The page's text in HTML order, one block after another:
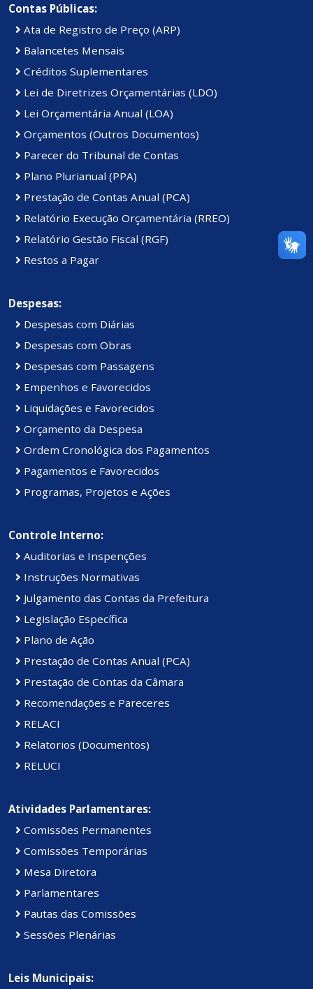
Contas Públicas:
Ata de Registro de Preço (ARP)
Balancetes Mensais
Créditos Suplementares
Lei de Diretrizes Orçamentárias (LDO)
Lei Orçamentária Anual (LOA)
Orçamentos (Outros Documentos)
Parecer do Tribunal de Contas
Plano Plurianual (PPA)
Prestação de Contas Anual (PCA)
Relatório Execução Orçamentária (RREO)
Relatório Gestão Fiscal (RGF)
Restos a Pagar
Despesas:
Despesas com Diárias
Despesas com Obras
Despesas com Passagens
Empenhos e Favorecidos
Liquidações e Favorecidos
Orçamento da Despesa
Ordem Cronológica dos Pagamentos
Pagamentos e Favorecidos
Programas, Projetos e Ações
Controle Interno:
Auditorias e Inspenções
Instruções Normativas
Julgamento das Contas da Prefeitura
Legislação Específica
Plano de Ação
Prestação de Contas Anual (PCA)
Prestação de Contas da Câmara
Recomendações e Pareceres
RELACI
Relatorios (Documentos)
RELUCI
Atividades Parlamentares:
Comissões Permanentes
Comissões Temporárias
Mesa Diretora
Parlamentares
Pautas das Comissões
Sessões Plenárias
Leis Municipais: